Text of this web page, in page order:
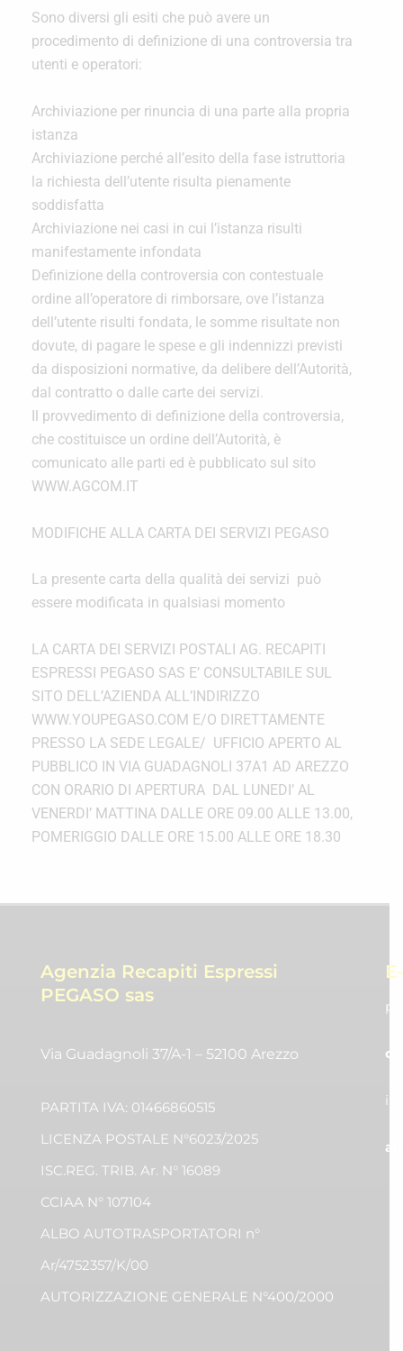
Sono diversi gli esiti che può avere un
procedimento di definizione di una controversia tra
utenti e operatori:
Archiviazione per rinuncia di una parte alla propria
istanza
Archiviazione perché all’esito della fase istruttoria
la richiesta dell’utente risulta pienamente
soddisfatta
Archiviazione nei casi in cui l’istanza risulti
manifestamente infondata
Definizione della controversia con contestuale
ordine all’operatore di rimborsare, ove l’istanza
dell’utente risulti fondata, le somme risultate non
dovute, di pagare le spese e gli indennizzi previsti
da disposizioni normative, da delibere dell’Autorità,
dal contratto o dalle carte dei servizi.
Il provvedimento di definizione della controversia,
che costituisce un ordine dell’Autorità, è
comunicato alle parti ed è pubblicato sul sito
WWW.AGCOM.IT
MODIFICHE ALLA CARTA DEI SERVIZI PEGASO
La presente carta della qualità dei servizi può
essere modificata in qualsiasi momento
LA CARTA DEI SERVIZI POSTALI AG. RECAPITI
ESPRESSI PEGASO SAS E’ CONSULTABILE SUL
SITO DELL’AZIENDA ALL’INDIRIZZO
WWW.YOUPEGASO.COM E/O DIRETTAMENTE
PRESSO LA SEDE LEGALE/ UFFICIO APERTO AL
PUBBLICO IN VIA GUADAGNOLI 37A1 AD AREZZO
CON ORARIO DI APERTURA DAL LUNEDI’ AL
VENERDI’ MATTINA DALLE ORE 09.00 ALLE 13.00,
POMERIGGIO DALLE ORE 15.00 ALLE ORE 18.30
Agenzia Recapiti Espressi
PEGASO sas
Via Guadagnoli 37/A-1 – 52100 Arezzo
PARTITA IVA: 01466860515
LICENZA POSTALE N°6023/2025
ISC.REG. TRIB. Ar. N° 16089
CCIAA N° 107104
ALBO AUTOTRASPORTATORI n°
Ar/4752357/K/00
AUTORIZZAZIONE GENERALE N°400/2000